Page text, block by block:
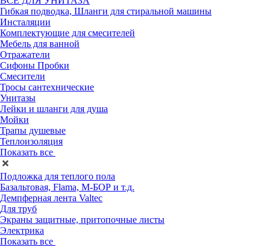
Гибкая подводка, Шланги для стиральной машины
Инсталяции
Комплектующие для смесителей
Мебель для ванной
Отражатели
Сифоны Пробки
Смесители
Тросы сантехнические
Унитазы
Лейки и шланги для душа
Мойки
Трапы душевые
Теплоизоляция
Показать все
Подложка для теплого пола
Базальтовая, Flama, М-БОР и т.д.
Демпферная лента Valtec
Для труб
Экраны защитные, притопочные листы
Электрика
Показать все